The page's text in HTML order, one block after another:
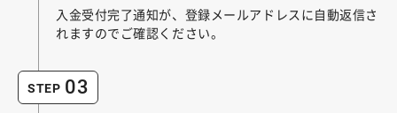
入金受付完了通知が、登録メールアドレスに自動返信さ
れますのでご確認ください。
STEP 03